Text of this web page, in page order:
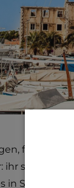
für die die
ihr strahlend
in Split